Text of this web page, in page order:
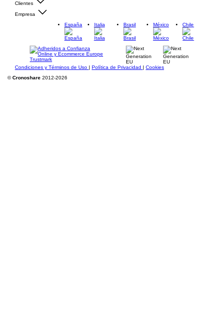
Clientes
Empresa
España
Italia Brasil México Chile
Condiciones y Términos de Uso | Política de Privacidad | Cookies
©Cronoshare 2012-2026